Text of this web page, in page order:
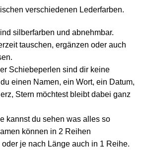
verschiedenen Lederfarben.
silberfarben und abnehmbar.
tauschen, ergänzen oder auch
Schiebeperlen sind dir keine
einen Namen, ein Wort, ein Datum,
Stern möchtest bleibt dabei ganz
kannst du sehen was alles so
können in 2 Reihen
je nach Länge auch in 1 Reihe.